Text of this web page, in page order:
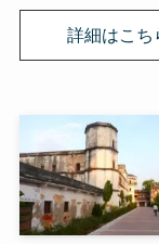
ブログ筆者
名作の宝庫
蜷川幸雄と